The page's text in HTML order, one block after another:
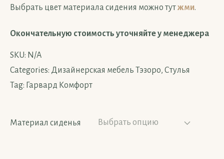
Выбрать цвет материала сидения можно тутжми.
Окончательную стоимость уточняйте у менеджера
SKU: N/A
Categories: Дизайнерская мебель Тэзоро, Стулья
Tag: Гарвард Комфорт
Материал сиденья